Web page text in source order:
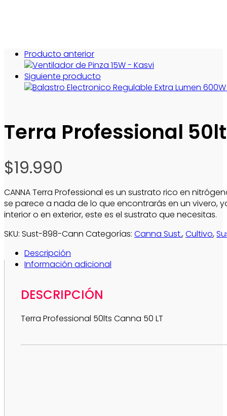
Producto anterior
Siguiente producto
Terra Professional
$19.990
CANNA Terra Professional es un sustrato rico en
se parece a nada de lo que encontrarás en un vivero,
interior o en exterior, este es el sustrato que necesitas.
SKU: Sust-898-Cann Categorías: Canna Sust.,Cultivo,
Descripción
Información adicional
DESCRIPCIÓN
Terra Professional 50lts Canna 50 LT